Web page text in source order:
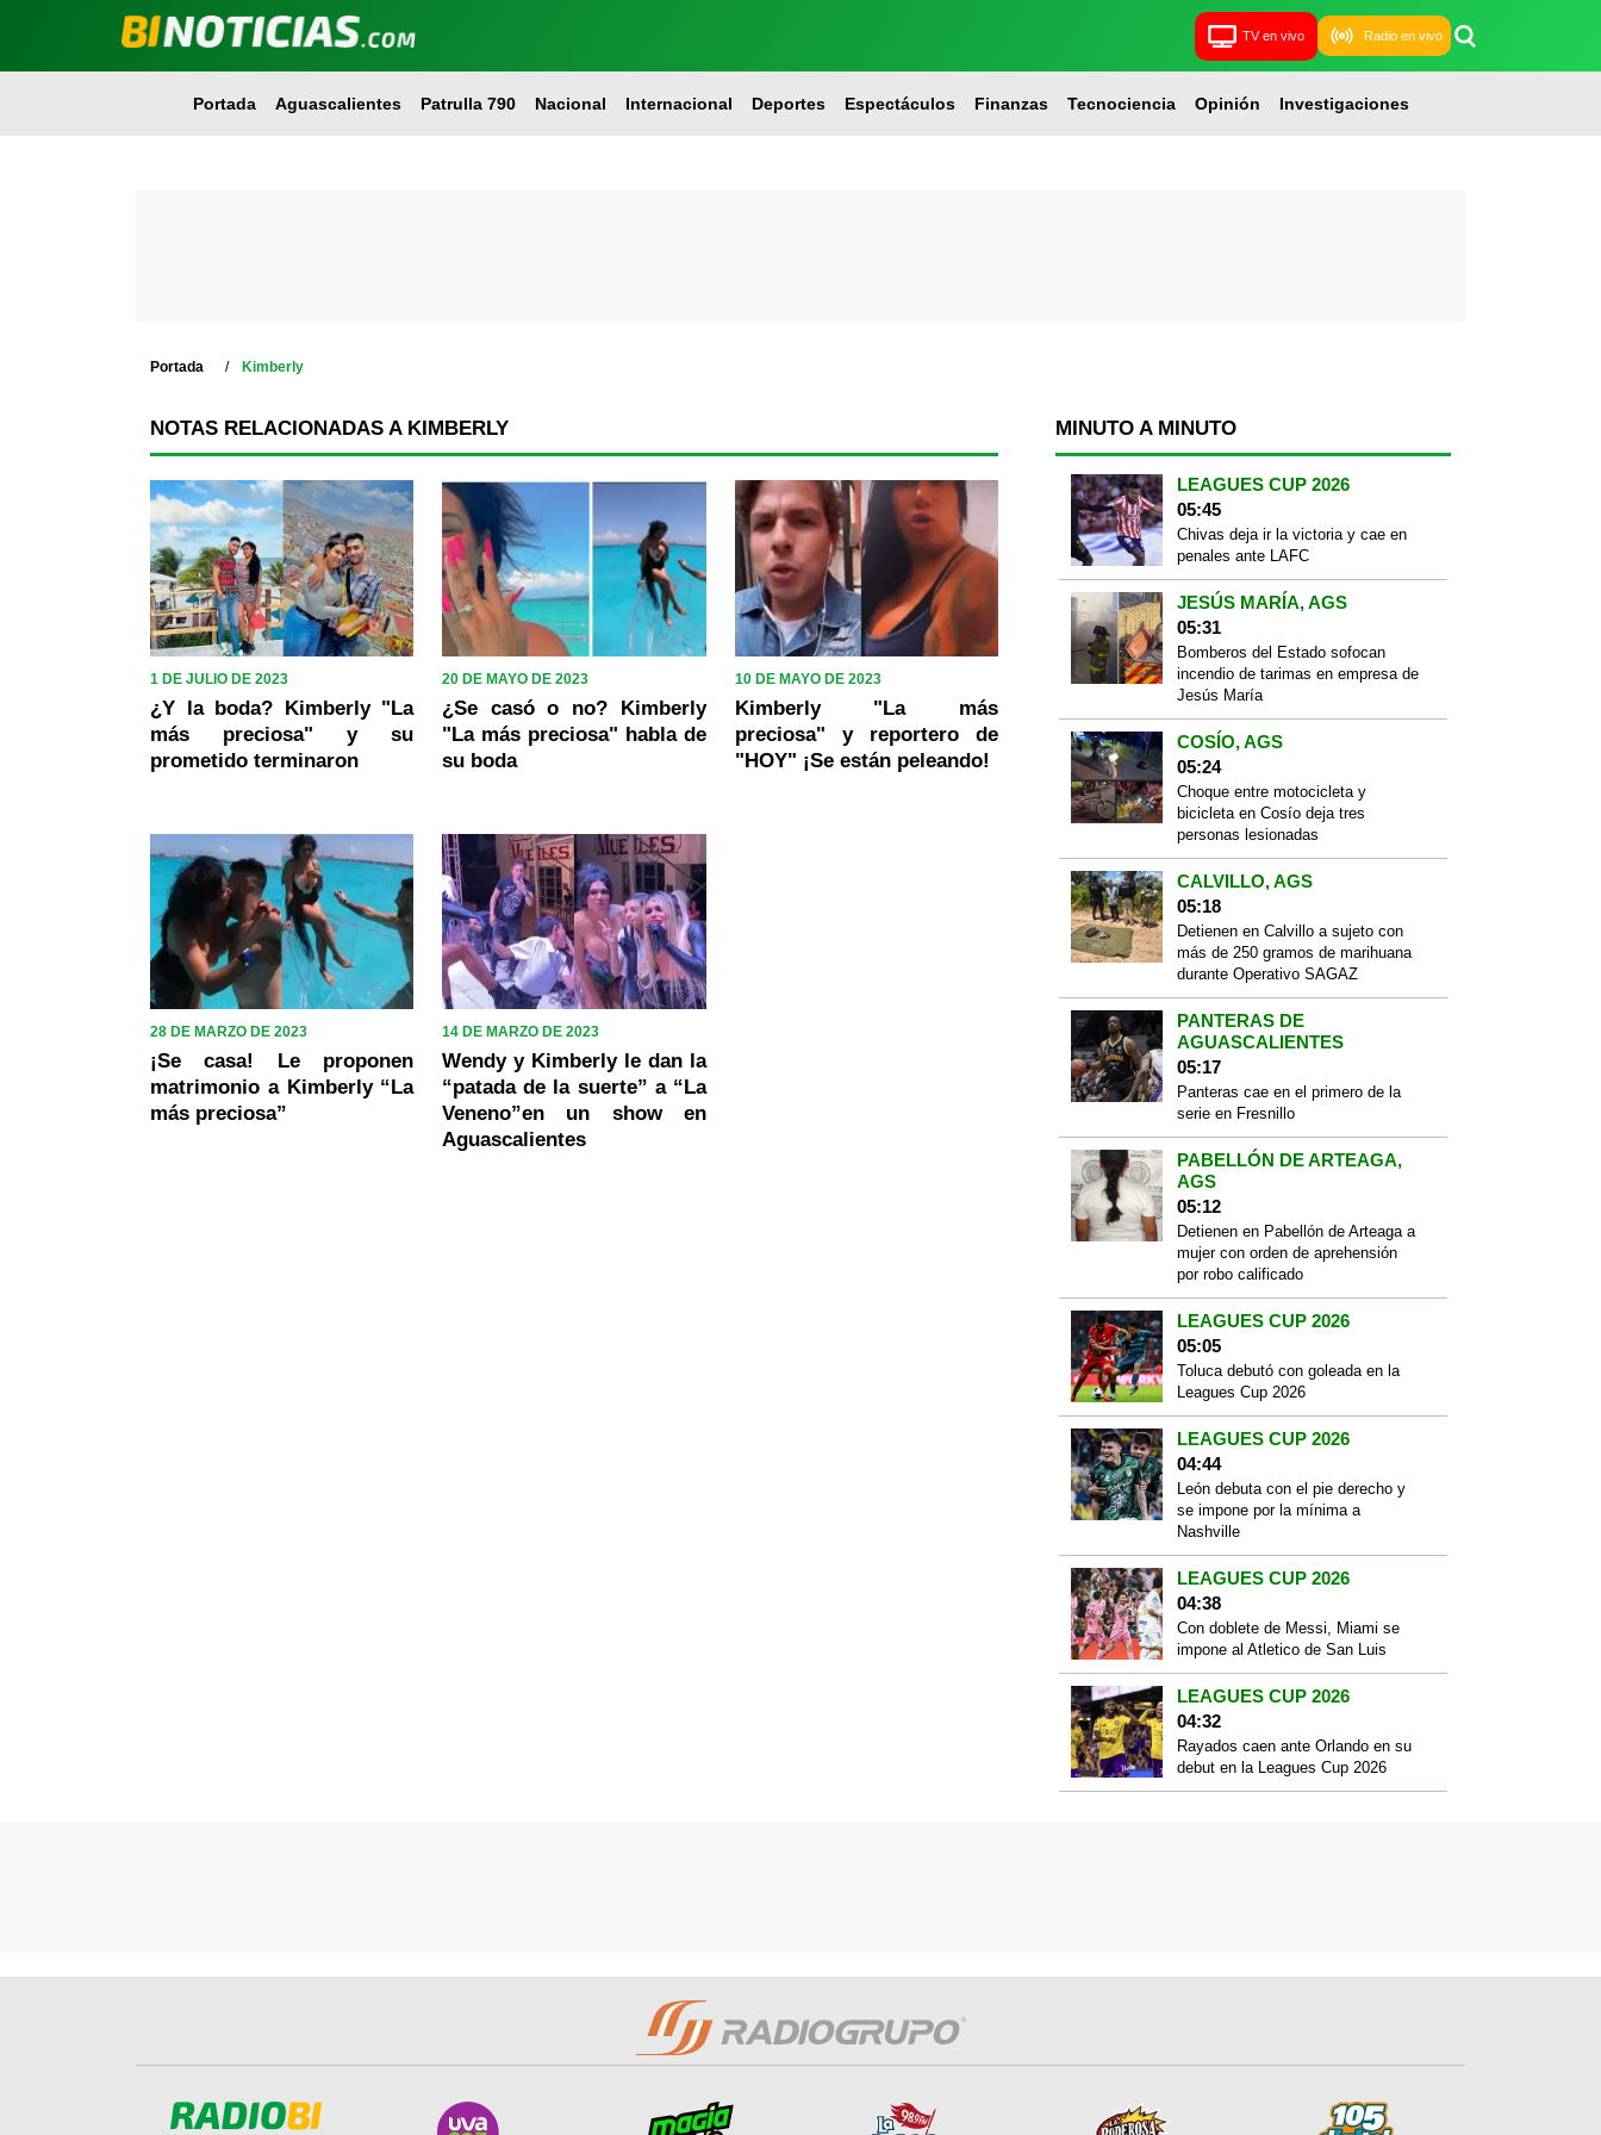
TV en vivo Radio en vivo
Portada Aguascalientes Patrulla 790 Nacional Internacional Deportes Espectáculos Finanzas Tecnociencia Opinión Investigaciones
Portada Kimberly
NOTAS RELACIONADAS A KIMBERLY
1 DE JULIO DE 2023
¿Y la boda? Kimberly "La
más preciosa" y su
prometido terminaron
20 DE MAYO DE 2023
¿Se casó o no? Kimberly
"La más preciosa" habla de
su boda
10 DE MAYO DE 2023
Kimberly "La más
preciosa" y reportero de
"HOY" ¡Se están peleando!
28 DE MARZO DE 2023
¡Se casa! Le proponen
matrimonio a Kimberly “La
más preciosa”
14 DE MARZO DE 2023
Wendy y Kimberly le dan la
“patada de la suerte” a “La
Veneno”en un show en
Aguascalientes
MINUTO A MINUTO
LEAGUES CUP 2026
05:45
Chivas deja ir la victoria y cae en
penales ante LAFC
JESÚS MARÍA, AGS
05:31
Bomberos del Estado sofocan
incendio de tarimas en empresa de
Jesús María
COSÍO, AGS
05:24
Choque entre motocicleta y
bicicleta en Cosío deja tres
personas lesionadas
CALVILLO, AGS
05:18
Detienen en Calvillo a sujeto con
más de 250 gramos de marihuana
durante Operativo SAGAZ
PANTERAS DE
AGUASCALIENTES
05:17
Panteras cae en el primero de la
serie en Fresnillo
PABELLÓN DE ARTEAGA,
AGS
05:12
Detienen en Pabellón de Arteaga a
mujer con orden de aprehensión
por robo calificado
LEAGUES CUP 2026
05:05
Toluca debutó con goleada en la
Leagues Cup 2026
LEAGUES CUP 2026
04:44
León debuta con el pie derecho y
se impone por la mínima a
Nashville
LEAGUES CUP 2026
04:38
Con doblete de Messi, Miami se
impone al Atletico de San Luis
LEAGUES CUP 2026
04:32
Rayados caen ante Orlando en su
debut en la Leagues Cup 2026